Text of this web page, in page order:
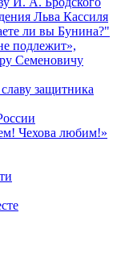
Льва Кассиля
ли вы Бунина?"
подлежит»,
Семеновичу
защитника
Чехова любим!»